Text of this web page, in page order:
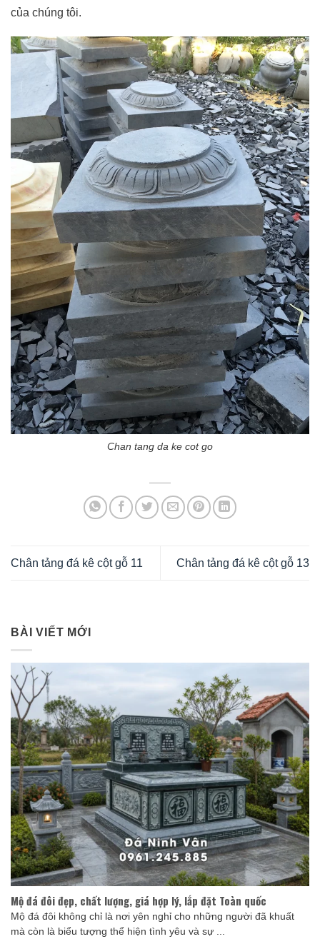
của chúng tôi.
Chan tang da ke cot go
Chân tảng đá kê cột gỗ 11 Chân tảng đá kê cột gỗ 13
BÀI VIẾT MỚI
Mộ đá đôi đẹp, chất lượng, giá hợp lý, lắp đặt Toàn quốc
Mộ đá đôi không chỉ là nơi yên nghỉ cho những người đã khuất
mà còn là biểu tượng thể hiện tình yêu và sự ...